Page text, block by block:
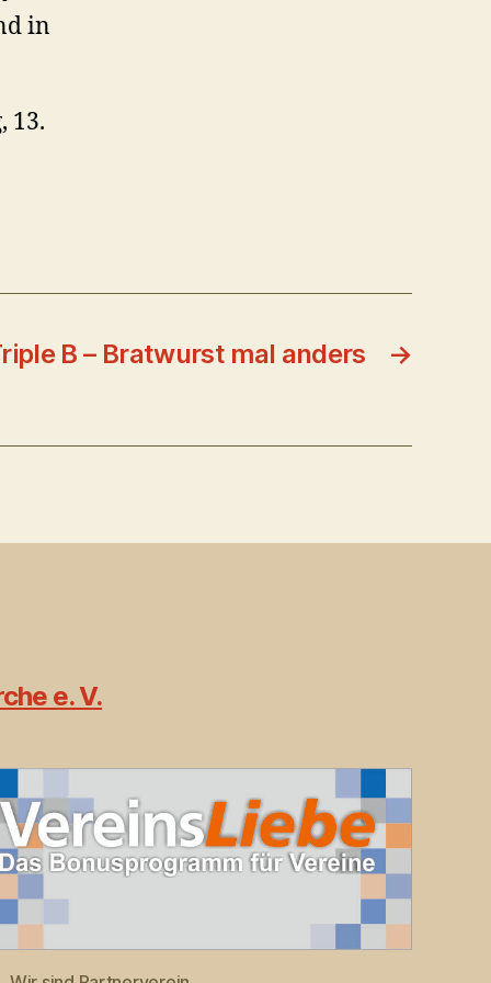
in
13.
→
B – Bratwurst mal anders
e. V.